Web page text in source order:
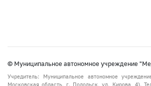
© Муниципальное автономное учреждение
Учредитель: Муниципальное автономное
Московская область, г. Подольск, ул. Кирова, 4).